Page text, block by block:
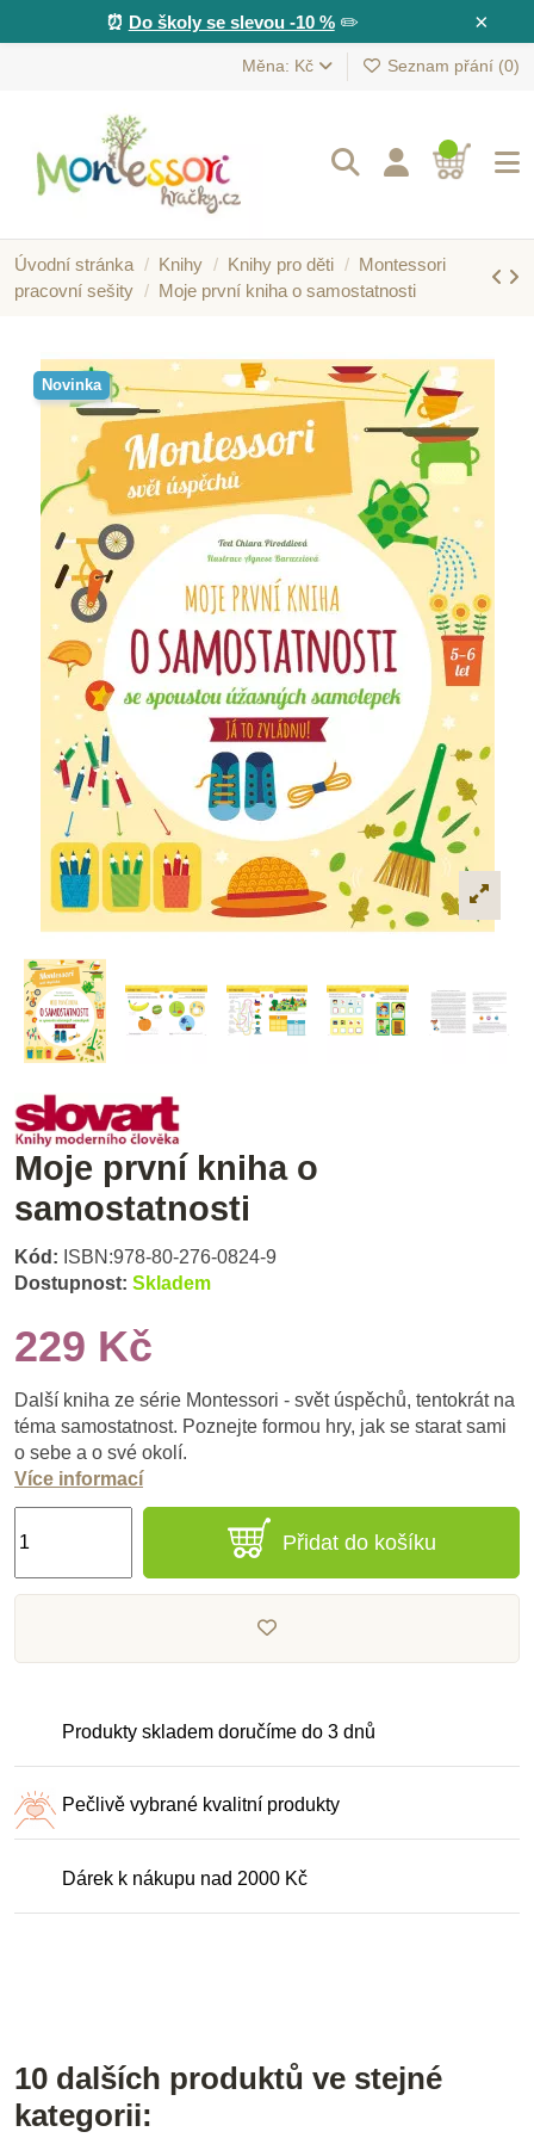
×
⏰ Do školy se slevou -10 %✏️
Měna: Kč Seznam přání (0)
Úvodní stránka Knihy Knihy pro děti
Montessori
pracovní sešity
Moje první kniha o samostatnosti
Novinka
Moje první kniha o
samostatnosti
Kód: ISBN:978-80-276-0824-9
Dostupnost: Skladem
229 Kč
Další kniha ze série Montessori - svět úspěchů, tentokrát na
téma samostatnost. Poznejte formou hry, jak se starat sami
o sebe a o své okolí.
Více informací
Přidat do košíku
Produkty skladem doručíme do 3 dnů
Pečlivě vybrané kvalitní produkty
Dárek k nákupu nad 2000 Kč
10 dalších produktů ve stejné
kategorii: